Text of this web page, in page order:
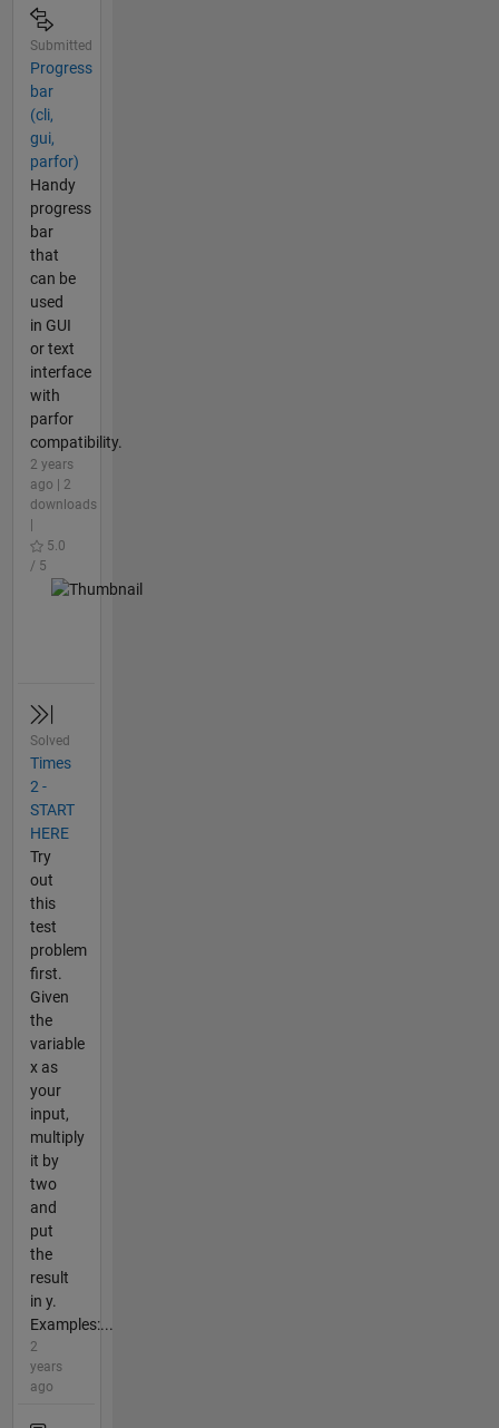
Submitted
Progress
bar
(cli,
gui,
parfor)
Handy
progress
bar
that
can be
used
in GUI
or text
interface
with
parfor
compatibility.
2 years
ago | 2
downloads
5.0
/ 5
Solved
Times
2 -
START
HERE
Try
out
this
test
problem
first.
Given
the
variable
x as
your
input,
multiply
it by
two
and
put
the
result
in y.
Examples:...
2
years
ago